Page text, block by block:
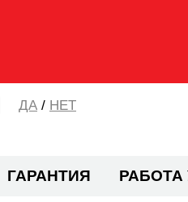
/ НЕТ
ГАРАНТИЯ РАБОТА